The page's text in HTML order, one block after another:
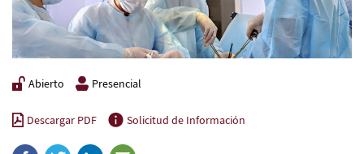
Abierto Presencial
Descargar PDF Solicitud de Información